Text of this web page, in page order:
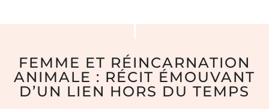
FEMME ET RÉINCARNATION
ANIMALE : RÉCIT ÉMOUVANT
D’UN LIEN HORS DU TEMPS